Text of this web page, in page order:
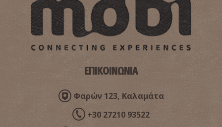
ΕΠΙΚΟΙΝΩΝΙΑ
Φαρών 123, Καλαμάτα
+30 27210 93522